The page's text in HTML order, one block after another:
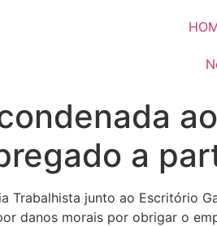
a
Trabalhista junto ao Escritório
danos morais por obrigar o